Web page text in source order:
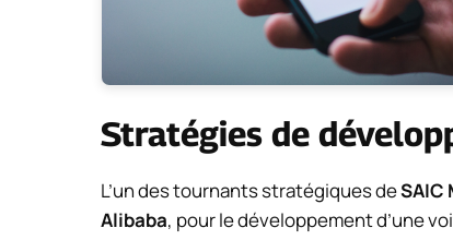
Stratégies de
L’un des tournants stratégiques deSAIC
Alibaba, pour le développement d’une